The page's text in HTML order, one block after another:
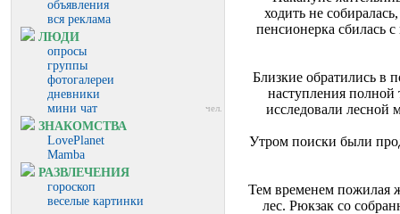
объявления
вся реклама
ЛЮДИ
опросы
группы
фотогалереи
дневники
мини чат
чел.
ЗНАКОМСТВА
LovePlanet
Mamba
РАЗВЛЕЧЕНИЯ
гороскоп
веселые картинки
ходить не
пенсионерка сбилась
Близкие обратились в
наступления
исследовали лесной
Утром поиски были
Тем временем пожилая
лес. Рюкзак со